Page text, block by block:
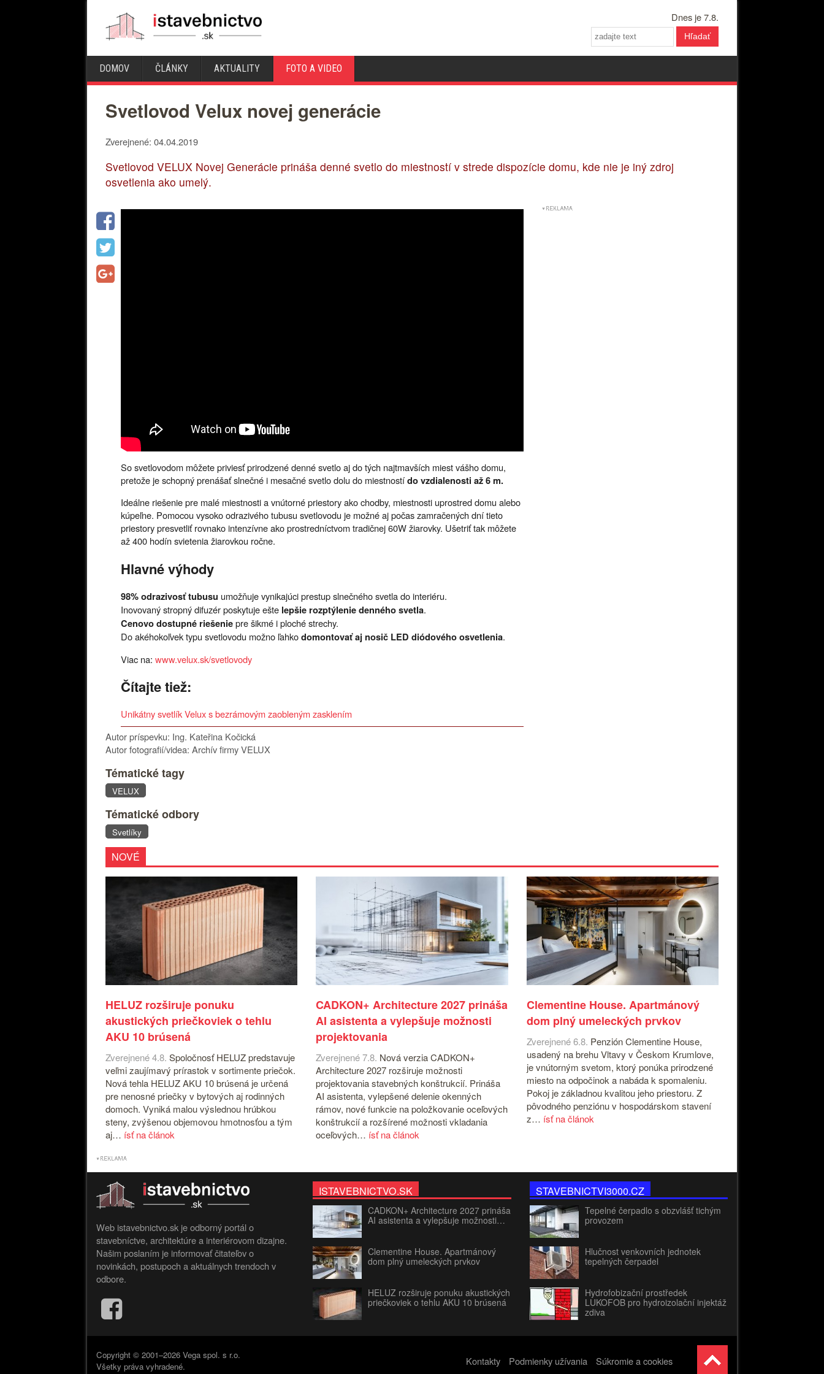
Dnes je 7.8.
Hľadať
DOMOV ČLÁNKY AKTUALITY FOTO A VIDEO
Svetlovod Velux novej generácie
Zverejnené: 04.04.2019
Svetlovod VELUX Novej Generácie prináša denné svetlo do miestností v strede dispozície domu, kde nie je iný zdroj
osvetlenia ako umelý.
So svetlovodom môžete priviesť prirodzené denné svetlo aj do tých najtmavších miest vášho domu,
pretože je schopný prenášať slnečné i mesačné svetlo dolu do miestnostído vzdialenosti až 6 m.
Ideálne riešenie pre malé miestnosti a vnútorné priestory ako chodby, miestnosti uprostred domu alebo
kúpeľne. Pomocou vysoko odrazivého tubusu svetlovodu je možné aj počas zamračených dní tieto
priestory presvetliť rovnako intenzívne ako prostredníctvom tradičnej 60W žiarovky. Ušetriť tak môžete
až 400 hodín svietenia žiarovkou ročne.
Hlavné výhody
98% odrazivosť tubusu umožňuje vynikajúci prestup slnečného svetla do interiéru.
Inovovaný stropný difuzér poskytuje ešte lepšie rozptýlenie denného svetla.
Cenovo dostupné riešeniepre šikmé i ploché strechy.
Do akéhokoľvek typu svetlovodu možno ľahkodomontovať aj nosič LED diódového osvetlenia.
Viac na: www.velux.sk/svetlovody
Čítajte tiež:
Unikátny svetlík Velux s bezrámovým zaobleným zasklením
Autor príspevku: Ing. Kateřina Kočická
Autor fotografií/videa: Archív firmy VELUX
Tématické tagy
VELUX
Tématické odbory
Svetlíky
NOVÉ
HELUZ rozširuje ponuku
akustických priečkoviek o tehlu
AKU 10 brúsená
Zverejnené 4.8. Spoločnosť HELUZ predstavuje
veľmi zaujímavý prírastok v sortimente priečok.
Nová tehla HELUZ AKU 10 brúsená je určená
pre nenosné priečky v bytových aj rodinných
domoch. Vyniká malou výslednou hrúbkou
steny, zvýšenou objemovou hmotnosťou a tým
aj… ísť na článok
CADKON+ Architecture 2027 prináša
AI asistenta a vylepšuje možnosti
projektovania
Zverejnené 7.8. Nová verzia CADKON+
Architecture 2027 rozširuje možnosti
projektovania stavebných konštrukcií. Prináša
AI asistenta, vylepšené delenie okenných
rámov, nové funkcie na položkovanie oceľových
konštrukcií a rozšírené možnosti vkladania
oceľových… ísť na článok
Clementine House. Apartmánový
dom plný umeleckých prvkov
Zverejnené 6.8. Penzión Clementine House,
usadený na brehu Vltavy v Českom Krumlove,
je vnútorným svetom, ktorý ponúka prirodzené
miesto na odpočinok a nabáda k spomaleniu.
Pokoj je základnou kvalitou jeho priestoru. Z
pôvodného penziónu v hospodárskom stavení
z… ísť na článok
Web istavebnictvo.sk je odborný portál o
stavebníctve, architektúre a interiérovom dizajne.
Našim poslaním je informovať čitateľov o
novinkách, postupoch a aktuálnych trendoch v
odbore.
ISTAVEBNICTVO.SK
CADKON+ Architecture 2027 prináša
AI asistenta a vylepšuje možnosti…
Clementine House. Apartmánový
dom plný umeleckých prvkov
HELUZ rozširuje ponuku akustických
priečkoviek o tehlu AKU 10 brúsená
STAVEBNICTVI3000.CZ
Tepelné čerpadlo s obzvlášť tichým
provozem
Hlučnost venkovních jednotek
tepelných čerpadel
Hydrofobizační prostředek
LUKOFOB pro hydroizolační injektáž
zdiva
Kontakty Podmienky užívania Súkromie a cookies
Copyright © 2001–2026 Vega spol. s r.o.
Všetky práva vyhradené.